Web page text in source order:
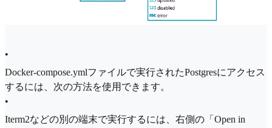
•
Docker-compose.ymlファイルで実行されたPostgresにアクセス
するには、次の方法を使用できます。
•
Iterm2などの別の端末で実行するには、右側の「Open in